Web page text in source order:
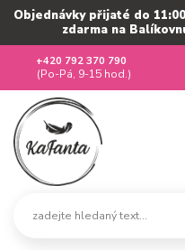
Objednávky přijaté do
zdarma na
+420 792 370 790
(Po-Pá, 9-15 hod.)